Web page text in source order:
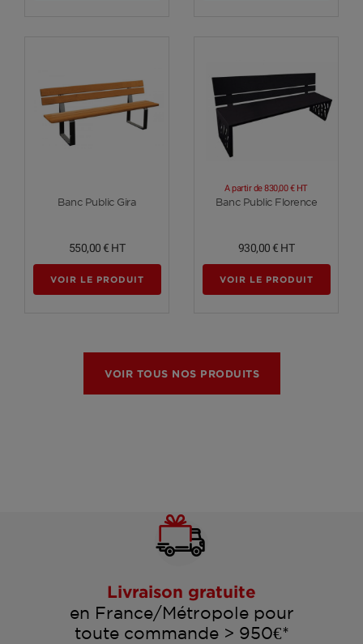
Voir plus
Banc Public Gira
550,00 € HT
VOIR LE PRODUIT
Voir plus
Banc Public Florence
A partir de830,00 € HT
930,00 € HT
VOIR LE PRODUIT
VOIR TOUS NOS PRODUITS
Livraison gratuite
en France/Métropole pour
toute commande > 950€*